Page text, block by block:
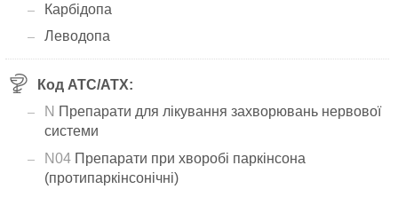
Карбідопа
Леводопа
Код АТС/ATX:
N Препарати для лікування захворювань нервової
системи
N04 Препарати при хворобі паркінсона
(протипаркінсонічні)